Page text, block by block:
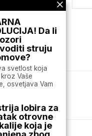
Da li
struju
svetlost koja
Vaše
osvetjava Vam
lobira za
otrovne
koja je